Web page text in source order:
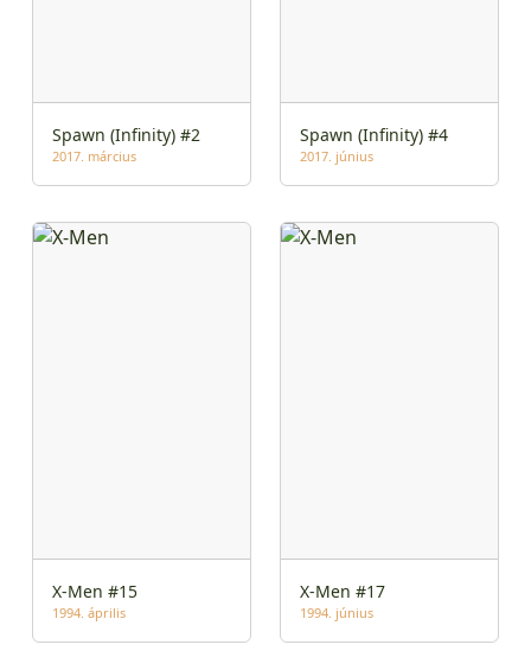
Spawn (Infinity) #2
2017. március
Spawn (Infinity) #4
2017. június
X-Men #15
1994. április
X-Men #17
1994. június